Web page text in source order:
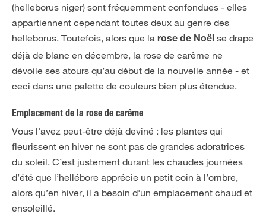
(helleborus niger) sont fréquemment confondues - elles
appartiennent cependant toutes deux au genre des
helleborus. Toutefois, alors que la rose de Noël se drape
déjà de blanc en décembre, la rose de carême ne
dévoile ses atours qu’au début de la nouvelle année - et
ceci dans une palette de couleurs bien plus étendue.
Emplacement de la rose de carême
Vous l'avez peut-être déjà deviné : les plantes qui
fleurissent en hiver ne sont pas de grandes adoratrices
du soleil. C’est justement durant les chaudes journées
d’été que l’hellébore apprécie un petit coin à l’ombre,
alors qu’en hiver, il a besoin d'un emplacement chaud et
ensoleillé.